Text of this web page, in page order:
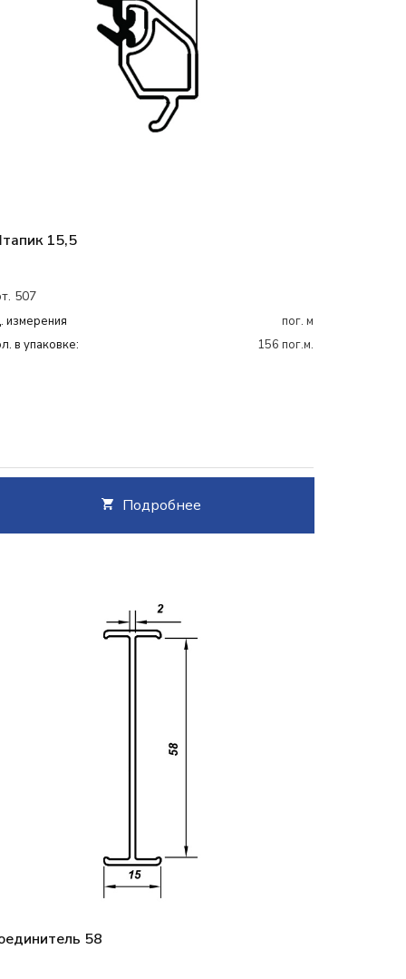
15,5
507
измерения
пог. м
в упаковке:
156 пог.м.
Подробнее
58